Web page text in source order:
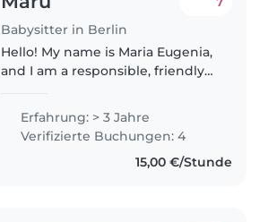
Babysitter in Berlin
Hello! My name is Maria Eugenia,
and I am a responsible, friendly
experience working with
children as both a babysitter
Erfahrung: > 3 Jahre
Verifizierte Buchungen: 4
15,00 €/Stunde